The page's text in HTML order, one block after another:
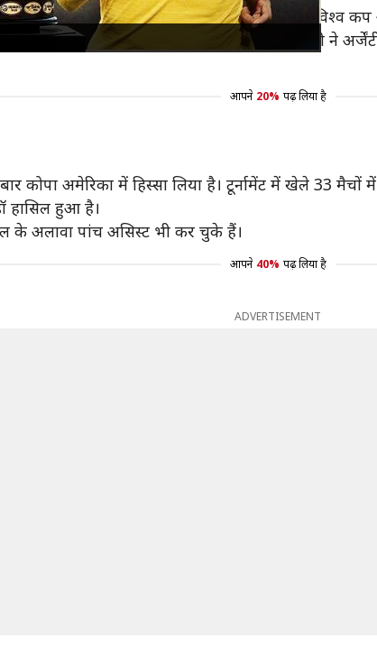
साथ 10वां मेजर टूर्नामेंट है। वह अब तक चार बार विश्व
रह चुके हैं। 2007 में खिताब गंवाने के बाद मेसी ने
आपने 20% पढ़ लिया है
कोपा अमेरिका में हिस्सा लिया है। टूर्नामेंट में खेले 33 मैचों
हासिल हुआ है।
के अलावा पांच असिस्ट भी कर चुके हैं।
आपने 40% पढ़ लिया है
ADVERTISEMENT